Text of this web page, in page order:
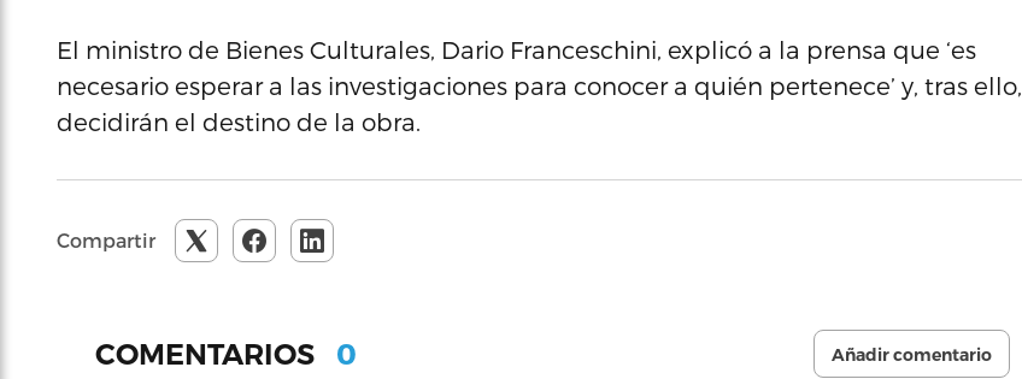
El ministro de Bienes Culturales, Dario Franceschini, explicó a la prensa que ‘es
necesario esperar a las investigaciones para conocer a quién pertenece’ y, tras ello,
decidirán el destino de la obra.
Compartir
COMENTARIOS 0 Añadir comentario